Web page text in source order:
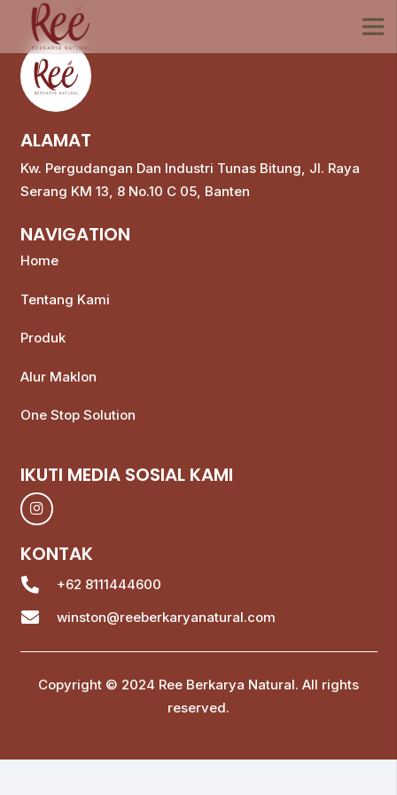
ALAMAT
Kw. Pergudangan Dan Industri Tunas Bitung, Jl. Raya
Serang KM 13, 8 No.10 C 05, Banten
NAVIGATION
Home
Tentang Kami
Produk
Alur Maklon
One Stop Solution
IKUTI MEDIA SOSIAL KAMI
KONTAK
+62 8111444600
winston@reeberkaryanatural.com
Copyright © 2024 Ree Berkarya Natural. All rights
reserved.